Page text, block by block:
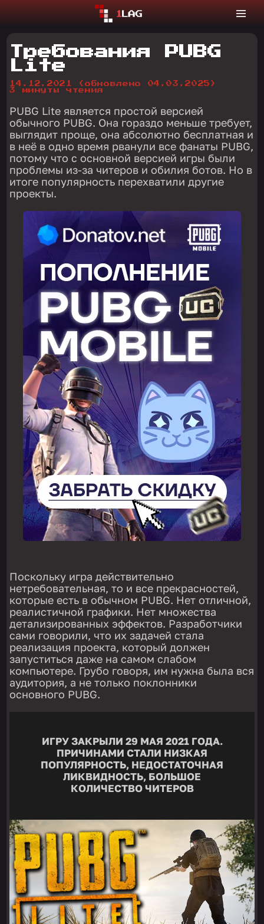
Требования PUBG
Lite
14.12.2021
(обновлено 04.03.2025)
3 минуты чтения
PUBG Lite является простой версией
обычного PUBG. Она гораздо меньше требует,
выглядит проще, она абсолютно бесплатная и
в неё в одно время рванули все фанаты PUBG,
потому что с основной версией игры были
проблемы из-за читеров и обилия ботов. Но в
итоге популярность перехватили другие
проекты.
Поскольку игра действительно
нетребовательная, то и все прекрасностей,
которые есть в обычном PUBG. Нет отличной,
реалистичной графики. Нет множества
детализированных эффектов. Разработчики
сами говорили, что их задачей стала
реализация проекта, который должен
запуститься даже на самом слабом
компьютере. Грубо говоря, им нужна была вся
аудитория, а не только поклонники
основного PUBG.
ИГРУ ЗАКРЫЛИ 29 МАЯ 2021 ГОДА.
ПРИЧИНАМИ СТАЛИ НИЗКАЯ
ПОПУЛЯРНОСТЬ, НЕДОСТАТОЧНАЯ
ЛИКВИДНОСТЬ, БОЛЬШОЕ
КОЛИЧЕСТВО ЧИТЕРОВ